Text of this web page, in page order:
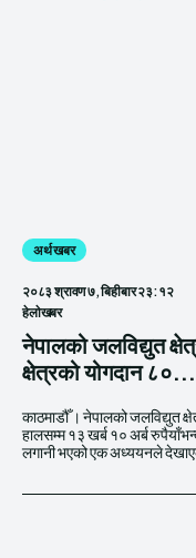
अर्थ खबर
२०८३ श्रावण ७, बिहीबार २३:१२
हेलाेखबर
नेपालको जलविद्युत
क्षेत्रको योगदान ८०...
काठमाडौँ । नेपालको जलविद्युत
हालसम्म १३ खर्ब १० अर्ब
लगानी भएको एक अध्ययनले
स्वतन्त्र ऊर्जा उत्पादक संघ